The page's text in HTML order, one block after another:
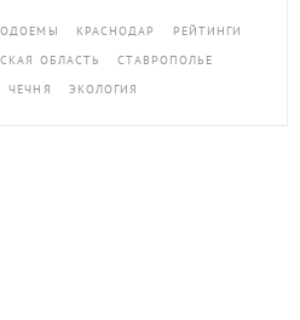
КРАСНОДАР
РЕЙТИНГИ
ОБЛАСТЬ
СТАВРОПОЛЬЕ
ЧЕЧНЯ ЭКОЛОГИЯ